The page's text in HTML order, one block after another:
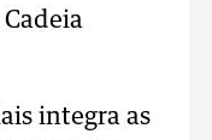
integra as